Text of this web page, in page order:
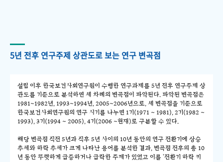
5년 전후 연구주제 상관도로 보는 연구 변곡점
설립 이후 한국보건사회연구원이 수행한 연구과제를 5년 전후 연구주제 상
관도를 기준으로 분석하면 세 차례의 변곡점이 파악된다. 파악된 변곡점은
1981~1982년, 1993~1994년, 2005~2006년으로, 세 변곡점을 기준으로
한국보건사회연구원의 연구 시기를 나누면 1기(1971 ~ 1981), 2기(1982 ~
1993), 3기(1994 ~ 2005), 4기(2006 ~현재)로 구분할 수 있다.
해당 변곡점 직전 5년과 직후 5년 사이의 10년 동안의 연구 전환기에 상승
추세와 하락 추세가 크게 나타난 용어를 분석한 결과, 변곡점 전후의 총 10
년 동안 뚜렷하게 급증하거나 급락한 주제가 있었고 이를 '전환기 하락 키